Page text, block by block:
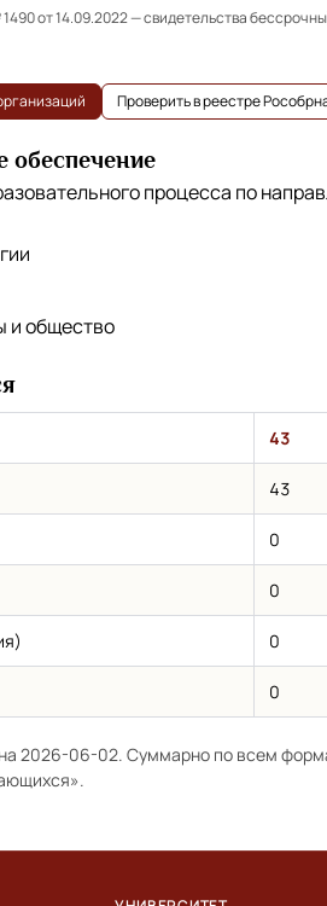
от 14.09.2022 — свидетельства
Проверить в реестре
обеспечение
процесса по
и общество
43
43
0
0
0
0
2026-06-02. Суммарно по всем
.